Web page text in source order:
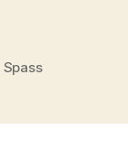
Spass